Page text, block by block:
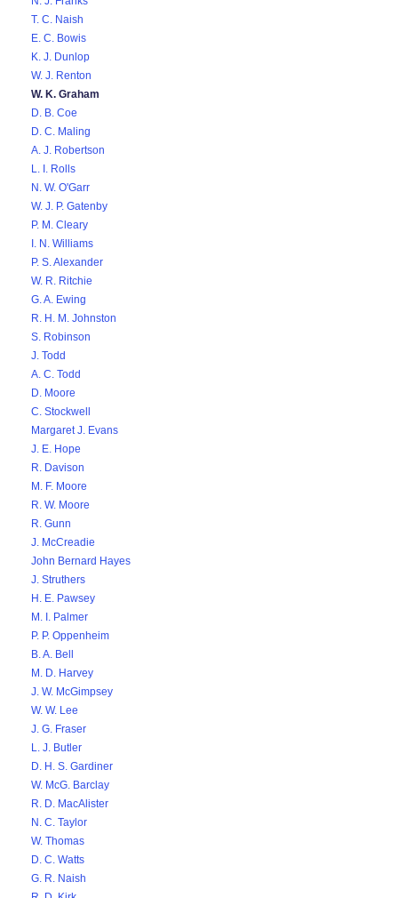
T. C. Naish
E. C. Bowis
K. J. Dunlop
W. J. Renton
W. K. Graham
D. B. Coe
D. C. Maling
A. J. Robertson
L. I. Rolls
N. W. O'Garr
W. J. P. Gatenby
P. M. Cleary
I. N. Williams
P. S. Alexander
W. R. Ritchie
G. A. Ewing
R. H. M. Johnston
S. Robinson
J. Todd
A. C. Todd
D. Moore
C. Stockwell
Margaret J. Evans
J. E. Hope
R. Davison
M. F. Moore
R. W. Moore
R. Gunn
J. McCreadie
John Bernard Hayes
J. Struthers
H. E. Pawsey
M. I. Palmer
P. P. Oppenheim
B. A. Bell
M. D. Harvey
J. W. McGimpsey
W. W. Lee
J. G. Fraser
L. J. Butler
D. H. S. Gardiner
W. McG. Barclay
R. D. MacAlister
N. C. Taylor
W. Thomas
D. C. Watts
G. R. Naish